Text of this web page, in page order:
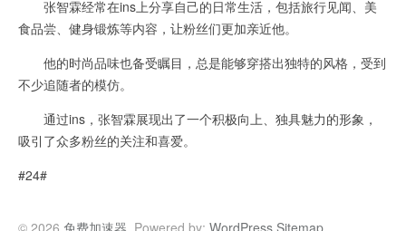
张智霖经常在ins上分享自己的日常生活，包括旅行见闻、美
食品尝、健身锻炼等内容，让粉丝们更加亲近他。
他的时尚品味也备受瞩目，总是能够穿搭出独特的风格，受到
不少追随者的模仿。
通过ins，张智霖展现出了一个积极向上、独具魅力的形象，
吸引了众多粉丝的关注和喜爱。
#24#
© 2026 免费加速器. Powered by: WordPress.Sitemap.